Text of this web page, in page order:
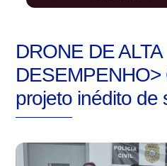
DRONE DE ALTA
DESEMPENHO>
projeto inédito de